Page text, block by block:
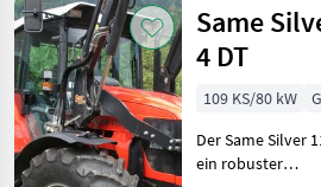
Holland
Same
4 DT
109 KS/80 kW
Der Same Silver
ein robuster